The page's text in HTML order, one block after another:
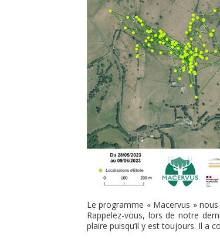
Le programme « Macervus »
Rappelez-vous, lors de notre
plaire puisqu’il y est toujours. Il a